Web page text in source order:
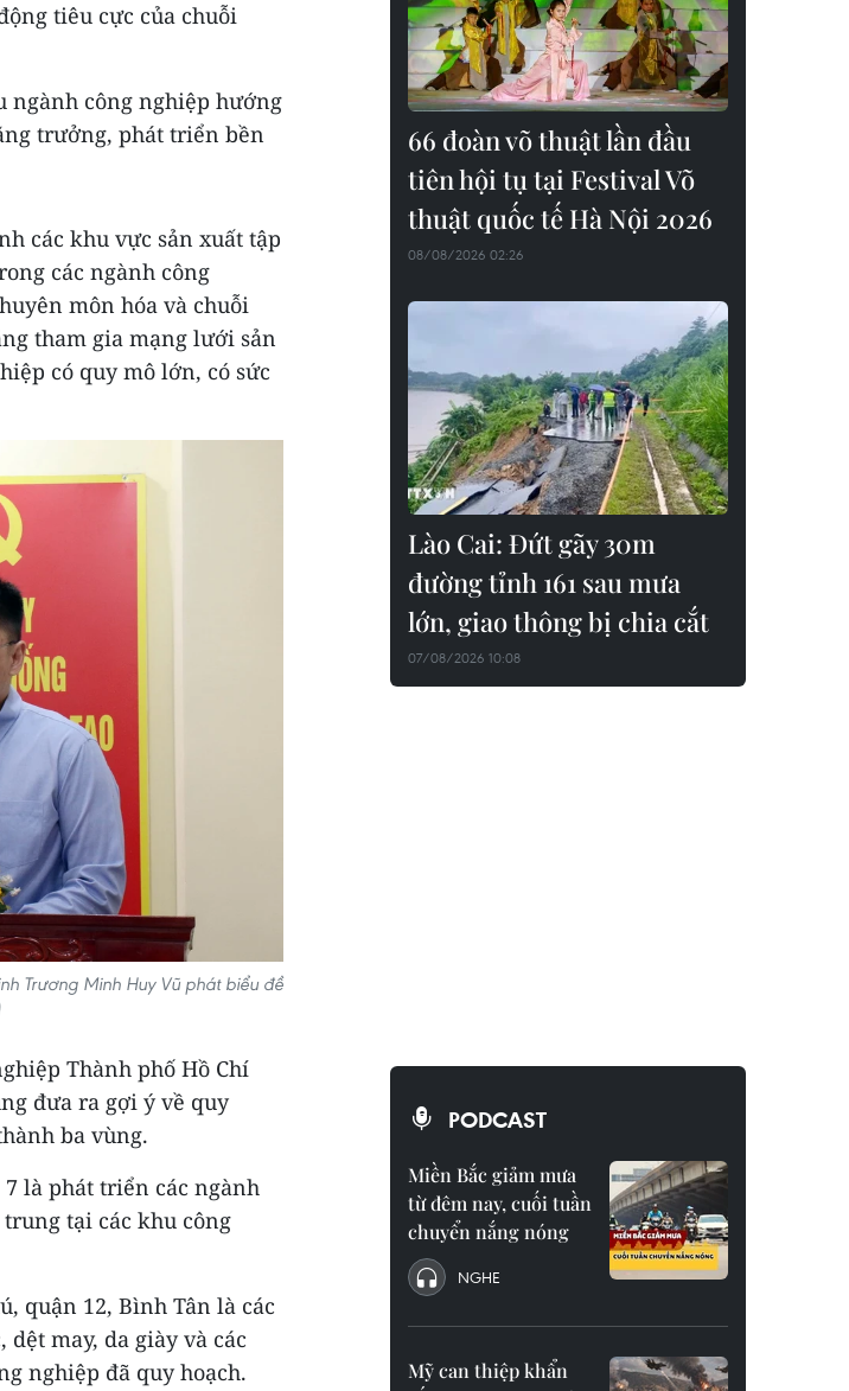
tiêu cực của chuỗi
ngành công nghiệp hướng
trưởng, phát triển bền
các khu vực sản xuất tập
các ngành công
môn hóa và chuỗi
tham gia mạng lưới sản
có quy mô lớn, có sức
Trương Minh Huy Vũ phát biểu đề
Thành phố Hồ Chí
đưa ra gợi ý về quy
ba vùng.
là phát triển các ngành
tại các khu công
quận 12, Bình Tân là các
may, da giày và các
nghiệp đã quy hoạch.
66 đoàn võ thuật lần đầu
tiên hội tụ tại Festival Võ
thuật quốc tế Hà Nội 2026
08/08/2026 02:26
Lào Cai: Đứt gãy 30m
đường tỉnh 161 sau mưa
lớn, giao thông bị chia cắt
07/08/2026 10:08
PODCAST
Miền Bắc giảm mưa
từ đêm nay, cuối tuần
chuyển nắng nóng
NGHE
Mỹ can thiệp khẩn